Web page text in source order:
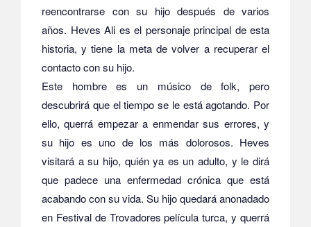
reencontrarse con su hijo después de varios
años. Heves Ali es el personaje principal de esta
historia, y tiene la meta de volver a recuperar el
contacto con su hijo.
Este hombre es un músico de folk, pero
descubrirá que el tiempo se le está agotando. Por
ello, querrá empezar a enmendar sus errores, y
su hijo es uno de los más dolorosos. Heves
visitará a su hijo, quién ya es un adulto, y le dirá
que padece una enfermedad crónica que está
acabando con su vida. Su hijo quedará anonadado
en Festival de Trovadores película turca, y querrá